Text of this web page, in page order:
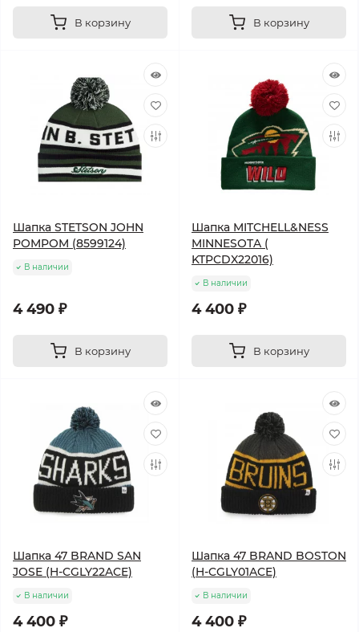
В корзину В корзину
Шапка STETSON JOHN
POMPOM (8599124)
В наличии
4 490 ₽
В корзину
Шапка MITCHELL&NESS
MINNESOTA (
KTPCDX22016)
В наличии
4 400 ₽
В корзину
Шапка 47 BRAND SAN
JOSE (H-CGLY22ACE)
В наличии
4 400 ₽
Шапка 47 BRAND BOSTON
(H-CGLY01ACE)
В наличии
4 400 ₽